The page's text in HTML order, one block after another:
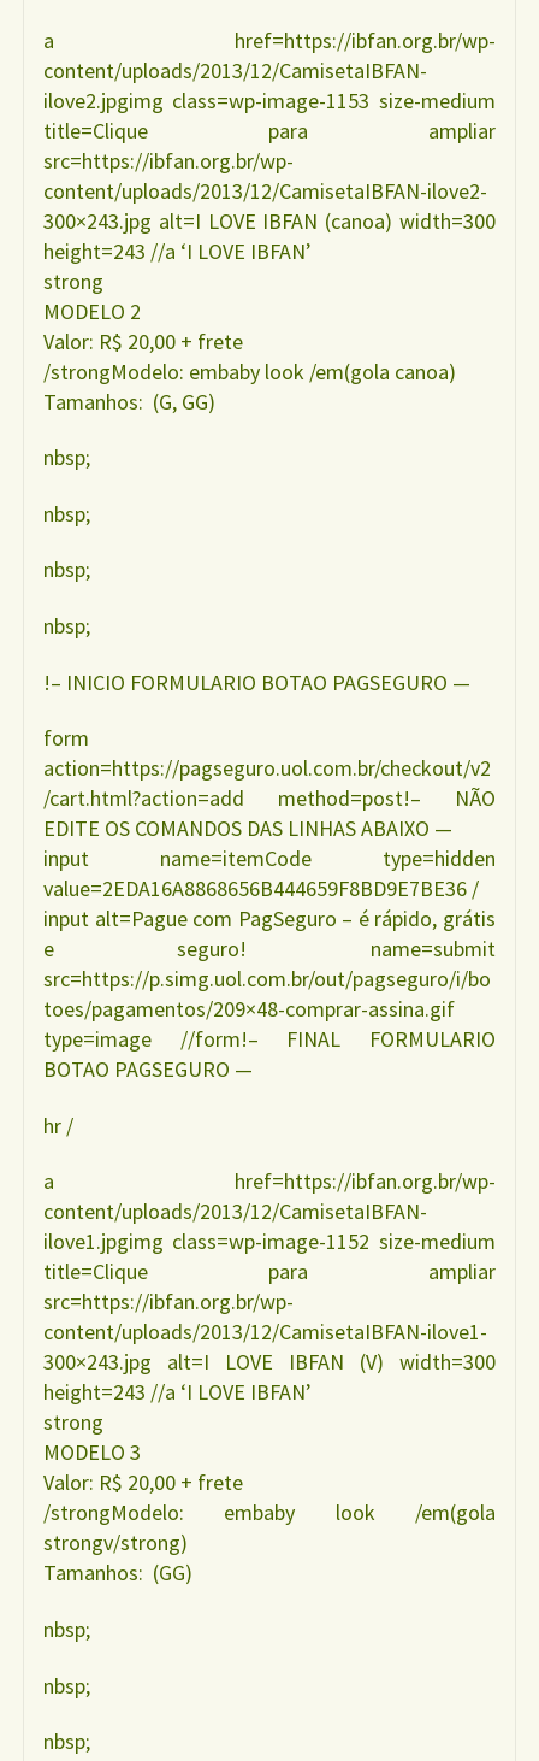
a href=https://ibfan.org.br/wp-
content/uploads/2013/12/CamisetaIBFAN-
ilove2.jpgimg class=wp-image-1153 size-medium
title=Clique para ampliar
src=https://ibfan.org.br/wp-
content/uploads/2013/12/CamisetaIBFAN-ilove2-
300×243.jpg alt=I LOVE IBFAN (canoa) width=300
height=243 //a ‘I LOVE IBFAN’
strong
MODELO 2
Valor: R$ 20,00 + frete
/strongModelo: embaby look /em(gola canoa)
Tamanhos: (G, GG)
nbsp;
nbsp;
nbsp;
nbsp;
!– INICIO FORMULARIO BOTAO PAGSEGURO —
form
action=https://pagseguro.uol.com.br/checkout/v2
/cart.html?action=add method=post!– NÃO
EDITE OS COMANDOS DAS LINHAS ABAIXO —
input name=itemCode type=hidden
value=2EDA16A8868656B444659F8BD9E7BE36 /
input alt=Pague com PagSeguro – é rápido, grátis
e seguro! name=submit
src=https://p.simg.uol.com.br/out/pagseguro/i/bo
toes/pagamentos/209×48-comprar-assina.gif
type=image //form!– FINAL FORMULARIO
BOTAO PAGSEGURO —
hr /
a href=https://ibfan.org.br/wp-
content/uploads/2013/12/CamisetaIBFAN-
ilove1.jpgimg class=wp-image-1152 size-medium
title=Clique para ampliar
src=https://ibfan.org.br/wp-
content/uploads/2013/12/CamisetaIBFAN-ilove1-
300×243.jpg alt=I LOVE IBFAN (V) width=300
height=243 //a ‘I LOVE IBFAN’
strong
MODELO 3
Valor: R$ 20,00 + frete
/strongModelo: embaby look /em(gola
strongv/strong)
Tamanhos: (GG)
nbsp;
nbsp;
nbsp;